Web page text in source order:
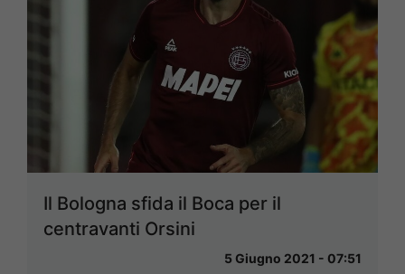
Il Bologna sfida il Boca per il
centravanti Orsini
5 Giugno 2021 - 07:51